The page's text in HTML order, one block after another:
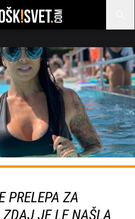
PRELEPA ZA
JE LE NAŠLA